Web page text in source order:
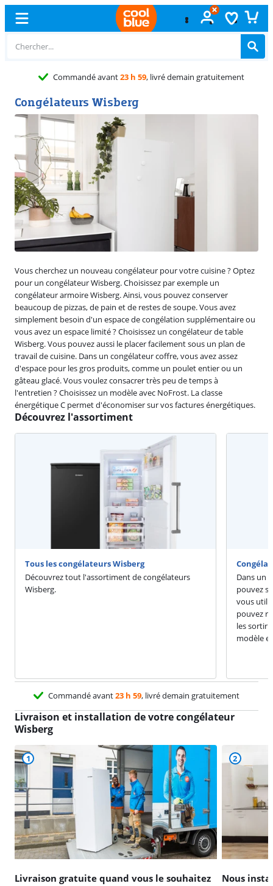
Échange
Congélateurs Wisberg
Vous cherchez un nouveau congélateur pour votre cuisine ? Optez
pour un congélateur Wisberg. Choisissez par exemple un
congélateur armoire Wisberg. Ainsi, vous pouvez conserver
beaucoup de pizzas, de pain et de restes de soupe. Vous avez
simplement besoin d'un espace de congélation supplémentaire ou
vous avez un espace limité ? Choisissez un congélateur de table
Wisberg. Vous pouvez aussi le placer facilement sous un plan de
travail de cuisine. Dans un congélateur coffre, vous avez assez
d'espace pour les gros produits, comme un poulet entier ou un
gâteau glacé. Vous voulez consacrer très peu de temps à
l'entretien ? Choisissez un modèle avec NoFrost. La classe
énergétique C permet d'économiser sur vos factures énergétiques.
Découvrez l'assortiment
Tous les congélateurs Wisberg
Découvrez tout l'assortiment de congélateurs
Wisberg.
Dans un
pouvez
vous
pouvez
les sortir
modèle
Commandé avant23 h 59, livré demain gratuitement
Livraison et installation de votre congélateur
Wisberg
1
Livraison gratuite quand vous le souhaitez
2
Nous